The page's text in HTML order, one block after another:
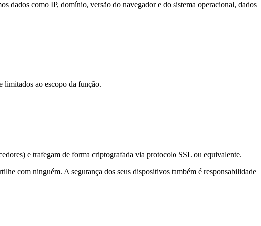
dados como IP, domínio, versão do navegador e do sistema operacional, dados
limitados ao escopo da função.
e trafegam de forma criptografada via protocolo SSL ou equivalente.
com ninguém. A segurança dos seus dispositivos também é responsabilidade